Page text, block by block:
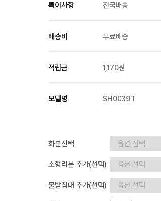
특이사항 전국배송
배송비 무료배송
적립금 1,170원
모델명 SH0039T
화분선택
소형리본 추가(선택)
물받침대 추가(선택)